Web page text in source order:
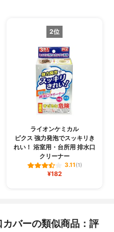
2位
ライオンケミカル
ピクス 強力発泡でスッキリき
れい！ 浴室用・台所用 排水口
クリーナー
3.11(1)
¥182
バーの類似商品：評